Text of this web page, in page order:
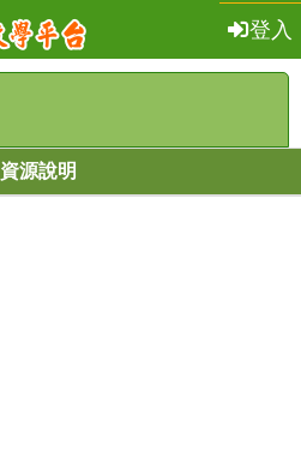
登入
資源說